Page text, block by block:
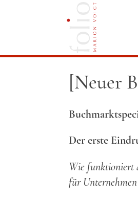
[Neuer
Der erste
Wie funktioniert
für